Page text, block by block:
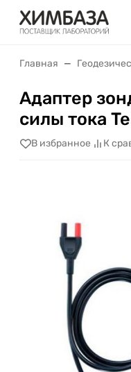
Главная
Адаптер
силы тока
В избранное К